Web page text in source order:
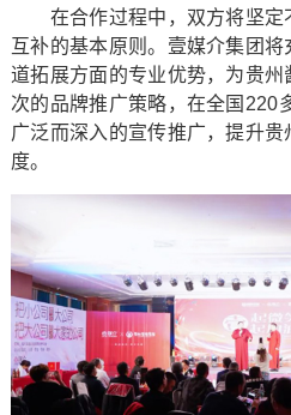
在合作过程中，双方将坚定
互补的基本原则。壹媒介集团
道拓展方面的专业优势，为贵
次的品牌推广策略，在全国220
广泛而深入的宣传推广，提升
度。